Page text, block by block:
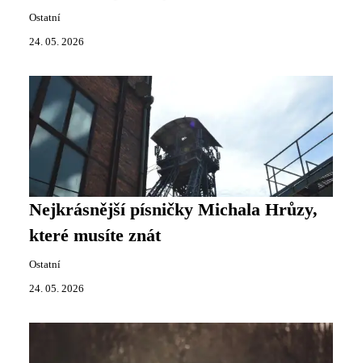
Ostatní
24. 05. 2026
Nejkrásnější písničky Michala Hrůzy,
které musíte znát
Ostatní
24. 05. 2026